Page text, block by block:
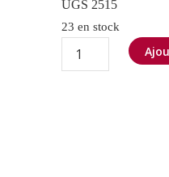
UGS 2515
23 en stock
quantité
de